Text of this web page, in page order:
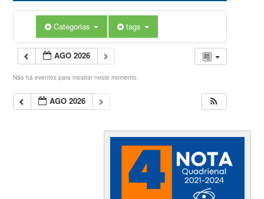
Categorias tags
AGO 2026
Não há eventos para mostrar neste momento.
AGO 2026